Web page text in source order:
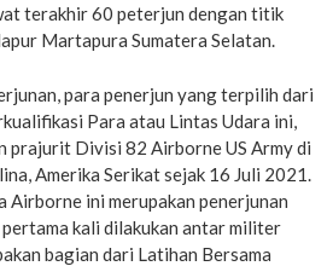
terakhir 60 peterjun dengan titik
Martapura Sumatera Selatan.
para penerjun yang terpilih dari
Para atau Lintas Udara ini,
prajurit Divisi 82 Airborne US Army di
Amerika Serikat sejak 16 Juli 2021.
Airborne ini merupakan penerjunan
kali dilakukan antar militer
bagian dari Latihan Bersama